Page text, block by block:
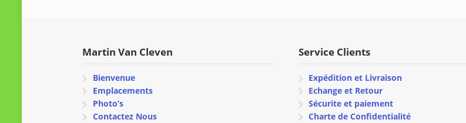
Martin Van Cleven
Bienvenue
Emplacements
Photo’s
Contactez Nous
Service Clients
Expédition et Livraison
Echange et Retour
Sécurite et paiement
Charte de Confidentialité